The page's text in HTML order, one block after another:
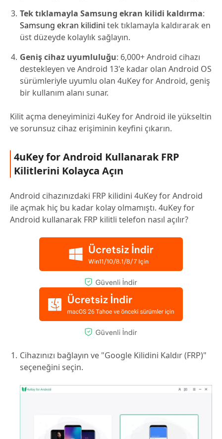
Tek tıklamayla Samsung ekran kilidi kaldırma:
Samsung ekran kilidini tek tıklamayla kaldırarak en
üst düzeyde kolaylık sağlayın.
Geniş cihaz uyumluluğu: 6,000+ Android cihazı
destekleyen ve Android 13'e kadar olan Android OS
sürümleriyle uyumlu olan 4uKey for Android, geniş
bir kullanım alanı sunar.
Kilit açma deneyiminizi 4uKey for Android ile yükseltin
ve sorunsuz cihaz erişiminin keyfini çıkarın.
4uKey for Android Kullanarak FRP
Kilitlerini Kolayca Açın
Android cihazınızdaki FRP kilidini 4uKey for Android
ile açmak hiç bu kadar kolay olmamıştı. 4uKey for
Android kullanarak FRP kilitli telefon nasıl açılır?
Cihazınızı bağlayın ve "Google Kilidini Kaldır (FRP)"
seçeneğini seçin.